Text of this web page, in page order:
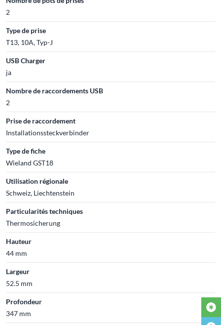
2
Type de prise
T13, 10A, Typ-J
USB Charger
ja
Nombre de raccordements USB
2
Prise de raccordement
Installationssteckverbinder
Type de fiche
Wieland GST18
Utilisation régionale
Schweiz, Liechtenstein
Particularités techniques
Thermosicherung
Hauteur
44 mm
Largeur
52.5 mm
Profondeur
347 mm